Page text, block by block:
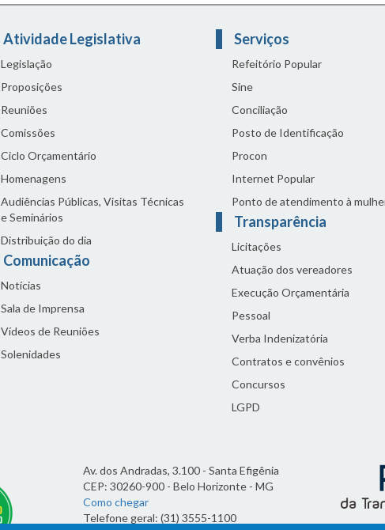
Atividade Legislativa
Legislação
Proposições
Reuniões
Comissões
Ciclo Orçamentário
Homenagens
Audiências Públicas, Visitas Técnicas
e Seminários
Distribuição do dia
Comunicação
Notícias
Sala de Imprensa
Vídeos de Reuniões
Solenidades
Serviços
Refeitório Popular
Sine
Conciliação
Posto de Identificação
Procon
Internet Popular
Ponto de atendimento à
Transparência
Licitações
Atuação dos vereadores
Execução Orçamentária
Pessoal
Verba Indenizatória
Contratos e convênios
Concursos
LGPD
Av. dos Andradas, 3.100 - Santa Efigênia
CEP: 30260-900 - Belo Horizonte - MG
Como chegar
Telefone geral: (31) 3555-1100